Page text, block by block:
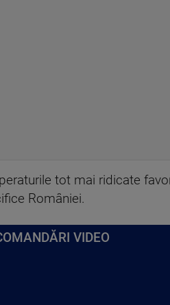
tot mai ridicate
României.
VIDEO